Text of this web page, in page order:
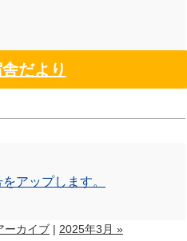
だより
アップします。
ーカイブ | 2025年3月 »